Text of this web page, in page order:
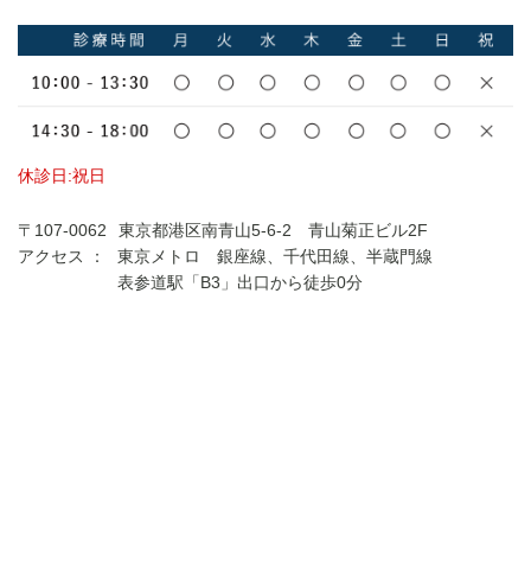
休診日:祝日
〒107-0062
東京都港区南青山5-6-2 青山菊正ビル2F
アクセス ：
東京メトロ 銀座線、千代田線、半蔵門線
表参道駅「B3」出口から徒歩0分